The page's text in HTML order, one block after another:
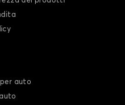
auto